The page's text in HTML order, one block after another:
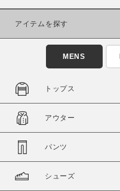
商品タイプ
通常商品
セール価格
在庫
在庫あり
アイテムを探す
MENS
トップス
アウター
パンツ
シューズ